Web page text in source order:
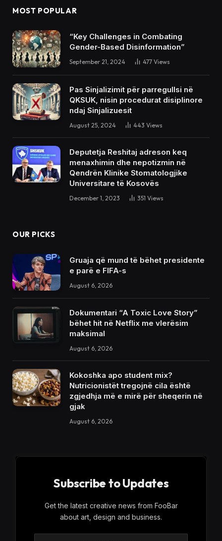
MOST POPULAR
“Key Challenges in Combating
Gender-Based Disinformation”
September 21, 2024 477 Views
Pas Sinjalizimit për parregullsi në
QKSUK, nisin procedurat disiplinore
ndaj Sinjalizuesit
August 25, 2024 443 Views
Deputetja Reshitaj adreson keq
menaxhimin dhe nepotizmin në
Qendrën Klinike Stomatologjike
Universitare të Kosovës
December 1, 2023 351 Views
OUR PICKS
Gruaja që mund të bëhet presidente
e parë e FIFA-s
August 6, 2026
Dokumentari “A Toxic Love Story”
bëhet hit në Netflix me vlerësim
maksimal
August 6, 2026
Kokoshka apo student mix?
Nutricionistët tregojnë cila është
zgjedhja më e mirë për sheqerin në
gjak
August 6, 2026
Subscribe to Updates
Get the latest creative news from FooBar
about art, design and business.